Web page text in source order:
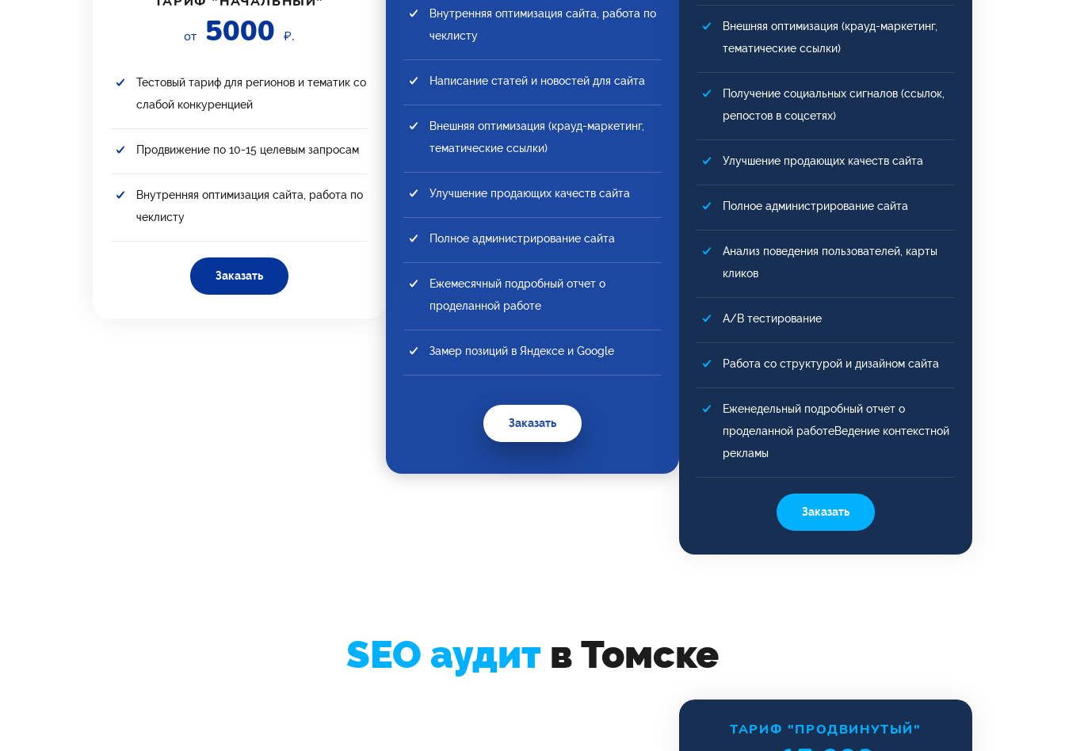
от 5000 ₽.
Тестовый тариф для регионов и тематик со
слабой конкуренцией
Продвижение по 10-15 целевым запросам
Внутренняя оптимизация сайта, работа по
чеклисту
Заказать
Внутренняя оптимизация сайта, работа по
чеклисту
Написание статей и новостей для сайта
Внешняя оптимизация (крауд-маркетинг,
тематические ссылки)
Улучшение продающих качеств сайта
Полное администрирование сайта
Ежемесячный подробный отчет о
проделанной работе
Замер позиций в Яндексе и Google
Заказать
Внешняя оптимизация (крауд-маркетинг,
тематические ссылки)
Получение социальных сигналов (ссылок,
репостов в соцсетях)
Улучшение продающих качеств сайта
Полное администрирование сайта
Анализ поведения пользователей, карты
кликов
A/B тестирование
Работа со структурой и дизайном сайта
Еженедельный подробный отчет о
проделанной работеВедение контекстной
рекламы
Заказать
SEO аудит в Томске
ТАРИФ "ПРОДВИНУТЫЙ"